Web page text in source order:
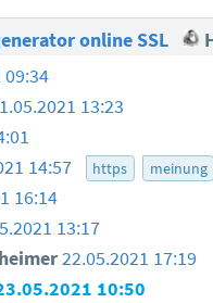
online SSL
09:34
13:23
14:57 https meinung
16:14
13:17
22.05.2021 17:19
10:50